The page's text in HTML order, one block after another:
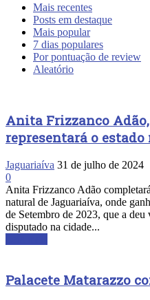
Mais recentes
Posts em destaque
Mais popular
7 dias populares
Por pontuação de review
Aleatório
Anita Frizzanco
representará o
Jaguariaíva 31 de julho de 2024
0
Anita Frizzanco Adão
natural de Jaguariaíva, onde
de Setembro de 2023, que a deu
disputado na cidade...
Palacete Matarazzo